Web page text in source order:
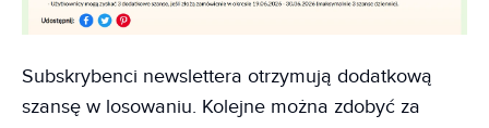
Subskrybenci newslettera otrzymują dodatkową
szansę w losowaniu. Kolejne można zdobyć za